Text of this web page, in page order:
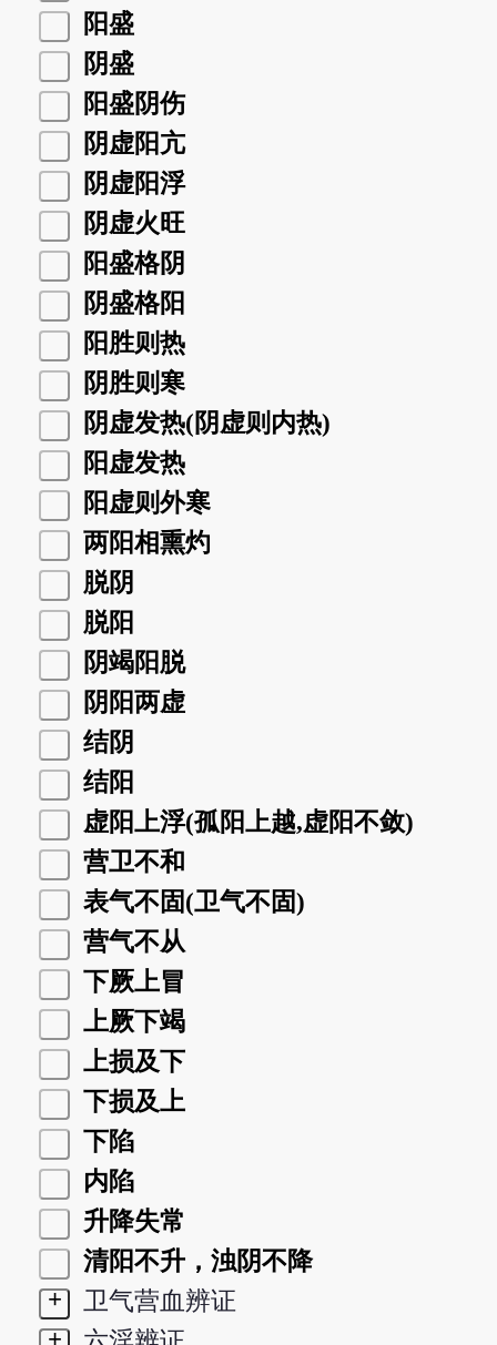
阳盛
阴盛
阳盛阴伤
阴虚阳亢
阴虚阳浮
阴虚火旺
阳盛格阴
阴盛格阳
阳胜则热
阴胜则寒
阴虚发热(阴虚则内热)
阳虚发热
阳虚则外寒
两阳相熏灼
脱阴
脱阳
阴竭阳脱
阴阳两虚
结阴
结阳
虚阳上浮(孤阳上越,虚阳不敛)
营卫不和
表气不固(卫气不固)
营气不从
下厥上冒
上厥下竭
上损及下
下损及上
下陷
内陷
升降失常
清阳不升，浊阴不降
+
卫气营血辨证